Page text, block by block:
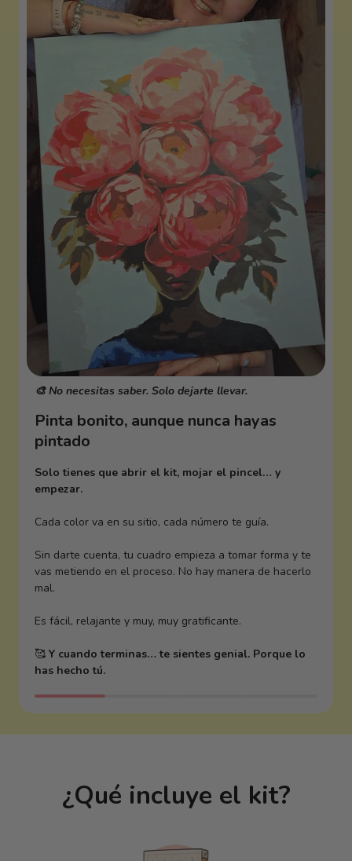
🎨 No necesitas saber. Solo dejarte llevar.
Pinta bonito, aunque nunca hayas
pintado
Solo tienes que abrir el kit, mojar el pincel… y
empezar.
Cada color va en su sitio, cada número te guía.
Sin darte cuenta, tu cuadro empieza a tomar forma y te
vas metiendo en el proceso. No hay manera de hacerlo
mal.
Es fácil, relajante y muy, muy gratificante.
🥰 Y cuando terminas… te sientes genial. Porque lo
has hecho tú.
¿Qué incluye el kit?